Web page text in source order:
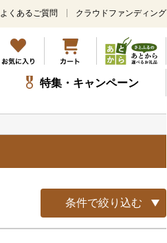
メ
ン
コ
ン
テ
ツ
ッ
よくあるご質問 クラウドファンディング
特集・キャンペーン
条件で絞り込む